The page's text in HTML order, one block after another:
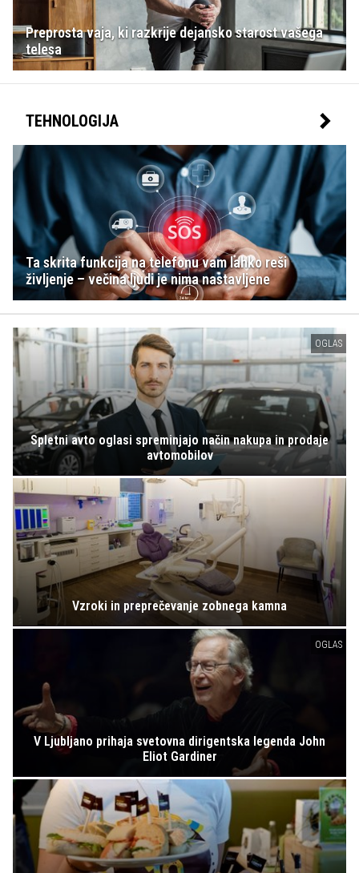
Preprosta vaja, ki razkrije dejansko starost vašega
telesa
TEHNOLOGIJA
Ta skrita funkcija na telefonu vam lahko reši
življenje – večina ljudi je nima nastavljene
OGLAS
Spletni avto oglasi spreminjajo način nakupa in prodaje
avtomobilov
Vzroki in preprečevanje zobnega kamna
OGLAS
V Ljubljano prihaja svetovna dirigentska legenda John
Eliot Gardiner